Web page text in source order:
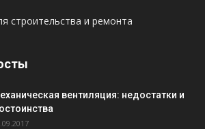
строительства и ремонта
вентиляция: недостатки и